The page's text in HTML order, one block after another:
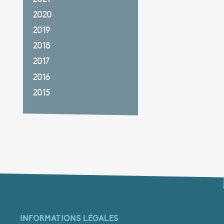
2020
2019
2018
2017
2016
2015
INFORMATIONS LÉGALES